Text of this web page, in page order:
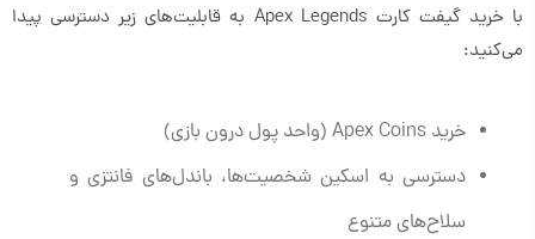
با خرید گیفت کارت Apex Legends به قابلیت‌های زیر دسترسی پیدا
می‌کنید:
خرید Apex Coins (واحد پول درون بازی)
دسترسی به اسکین‌ شخصیت‌ها، باندل‌های فانتزی و
سلاح‌های متنوع